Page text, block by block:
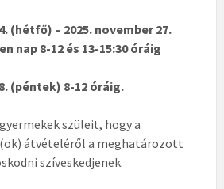
(hétfő) – 2025. november 27.
nap 8-12 és 13-15:30 óráig
(péntek) 8-12 óráig.
szüleit, hogy a
átvételéről a meghatározott
szíveskedjenek.